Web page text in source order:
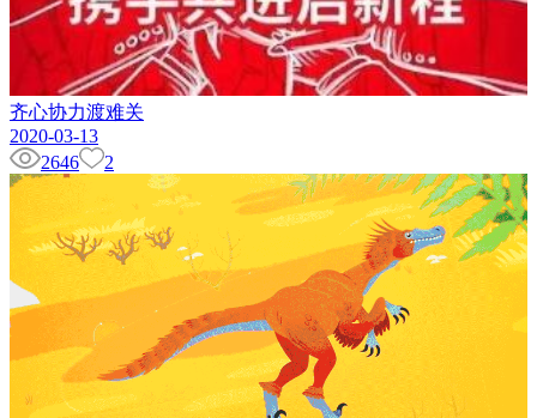
齐心协力渡难关
2020-03-13
2646
2